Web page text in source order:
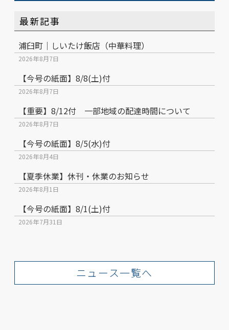
最新記事
浦臼町｜しいたけ飯店（中華料理）
2026年8月7日
【今号の紙面】8/8(土)付
2026年8月7日
【重要】8/12付 一部地域の配達時間について
2026年8月7日
【今号の紙面】8/5(水)付
2026年8月4日
【夏季休業】休刊・休業のお知らせ
2026年8月1日
【今号の紙面】8/1(土)付
2026年7月31日
ニュース一覧へ